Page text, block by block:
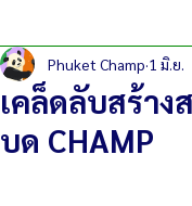
เคล็ดลับสร้า
บด CHAMP
Phuket Champ 1 มิ.ย.